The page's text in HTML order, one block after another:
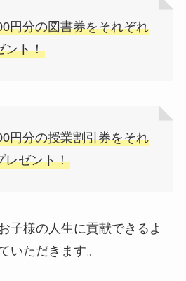
円分の図書券をそれぞれ
ント！
円分の授業割引券をそれ
レゼント！
子様の人生に貢献できるよ
いただきます。